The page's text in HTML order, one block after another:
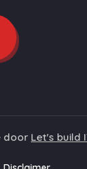
door Let's build